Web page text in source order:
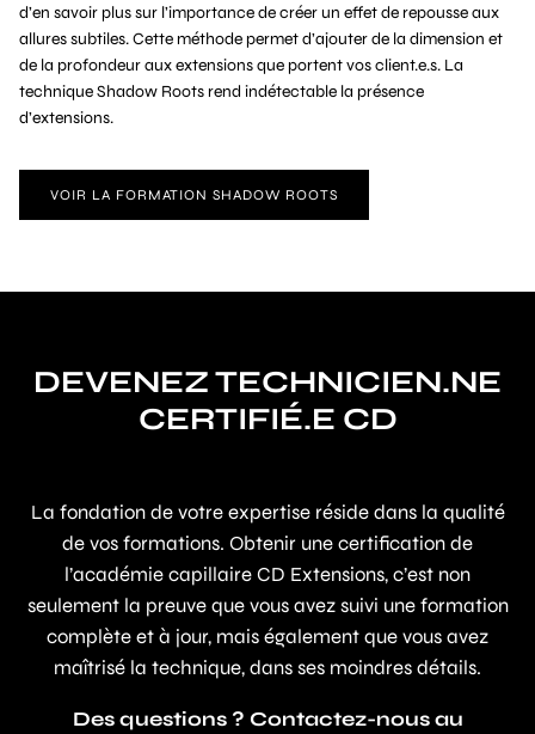
d’en savoir plus sur l’importance de créer un effet de repousse aux
allures subtiles. Cette méthode permet d’ajouter de la dimension et
de la profondeur aux extensions que portent vos client.e.s. La
technique Shadow Roots rend indétectable la présence
d’extensions.
VOIR LA FORMATION SHADOW ROOTS
DEVENEZ TECHNICIEN.NE
CERTIFIÉ.E CD
La fondation de votre expertise réside dans la qualité
de vos formations. Obtenir une certification de
l’académie capillaire CD Extensions, c’est non
seulement la preuve que vous avez suivi une formation
complète et à jour, mais également que vous avez
maîtrisé la technique, dans ses moindres détails.
Des questions ? Contactez-nous au